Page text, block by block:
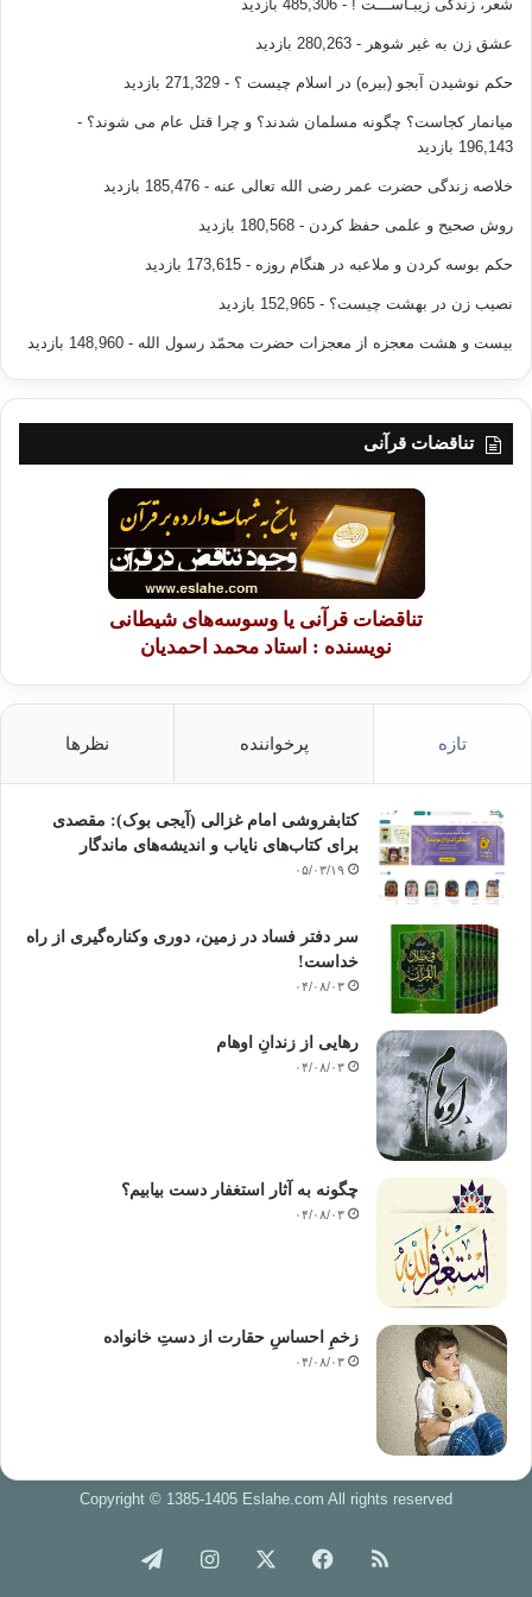
یاران پیامبر «ص»خدا نیز همگی جوان بودند ،پیرترین یاران پیامبر
اسلام ابو بکر صدیق(رض) است که هنگام مسلمان شدن فقط
عمر فاروق(رض) نیز هم ده سال از ابو بکر کوچکتر بود .حضرت علی
روزی که مسلمان شد کمتر
10سال سن داشت
دوم عمر خود بودند و دوازده تا پانزده سال بیشتر نداشتند –خداوند از
همه ی آنان راضی باشد -.
از این رو مسئوولیت و وظیفه ی جوان مسلمان به ویژه در عصر
حاضر در برابر دین و امتش زیاد است و می باید خود را دریابد و به
هویت و رسالت خود در دنیا آگاه گردد .
——————————————–
منبع :مسئولیت دینی نسل جوان در عصر اینترنت
دکتر یوسف قرضاوی
مترجم : یعقوب خوش خبر
انتشارات : نشر احسان
کپی آدرس
شعر، زندگی زیبـاســـت ! - 485,306 بازدید
عشق زن به غیر شوهر - 280,263 بازدید
حکم نوشیدن آبجو (بیره) در اسلام چیست ؟ - 271,329 بازدید
میانمار کجاست؟ چگونه مسلمان شدند؟ و چرا قتل عام می شوند؟ -
196,143 بازدید
خلاصه زندگی حضرت عمر رضی الله تعالی عنه - 185,476 بازدید
روش صحیح و علمی حفظ کردن - 180,568 بازدید
حکم بوسه کردن و ملاعبه در هنگام روزه - 173,615 بازدید
نصیب زن در بهشت چیست؟ - 152,965 بازدید
بیست و هشت معجزه از معجزات حضرت محمّد رسول الله - 148,960 بازدید
تناقضات قرآنی
تناقضات قرآنی یا وسوسه‌های شیطانی
نویسنده : استاد محمد احمدیان
تازه پرخواننده نظرها
کتابفروشی امام غزالی (آیجی بوک): مقصدی
برای کتاب‌های نایاب و اندیشه‌های ماندگار
۰۵/۰۳/۱۹
سر دفتر فساد در زمین‌، دوری وکناره‌گیری از راه
خداست‌!
۰۴/۰۸/۰۳
رهایی از زندانِ اوهام
۰۴/۰۸/۰۳
چگونه به آثار استغفار دست بیابیم؟
۰۴/۰۸/۰۳
زخمِ احساسِ حقارت از دستِ خانواده
۰۴/۰۸/۰۳
Copyright © 1385-1405 Eslahe.com All rights reserved
خوراک فیس اینستاگرام